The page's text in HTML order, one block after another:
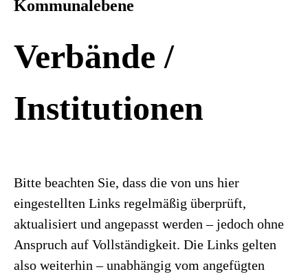
Kommunalebene
Verbände /
Institutionen
Bitte beachten Sie, dass die von uns hier
eingestellten Links regelmäßig überprüft,
aktualisiert und angepasst werden – jedoch ohne
Anspruch auf Vollständigkeit. Die Links gelten
also weiterhin – unabhängig vom angefügten